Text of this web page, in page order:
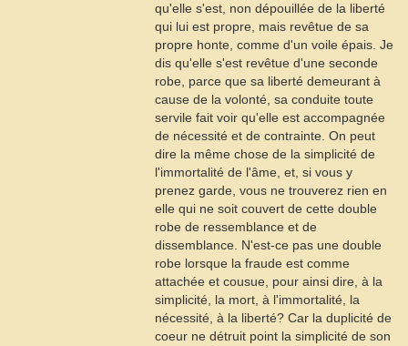
qu'elle s'est, non dépouillée de la liberté
qui lui est propre, mais revêtue de sa
propre honte, comme d'un voile épais. Je
dis qu'elle s'est revêtue d'une seconde
robe, parce que sa liberté demeurant à
cause de la volonté, sa conduite toute
servile fait voir qu'elle est accompagnée
de nécessité et de contrainte. On peut
dire la même chose de la simplicité de
l'immortalité de l'âme, et, si vous y
prenez garde, vous ne trouverez rien en
elle qui ne soit couvert de cette double
robe de ressemblance et de
dissemblance. N'est-ce pas une double
robe lorsque la fraude est comme
attachée et cousue, pour ainsi dire, à la
simplicité, la mort, à l'immortalité, la
nécessité, à la liberté? Car la duplicité de
coeur ne détruit point la simplicité de son